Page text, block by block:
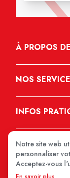
À PROPOS
NOS
INFOS
Notre site web
personnaliser
Acceptez-vous